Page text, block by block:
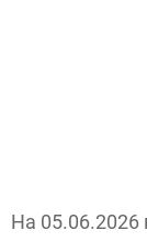
На 05.06.2026